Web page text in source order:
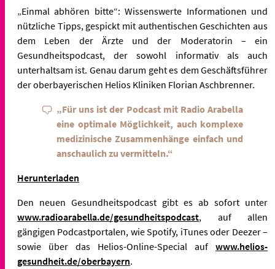
„Einmal abhören bitte“: Wissenswerte Informationen und
nützliche Tipps, gespickt mit authentischen Geschichten aus
dem Leben der Ärzte und der Moderatorin – ein
Gesundheitspodcast, der sowohl informativ als auch
unterhaltsam ist. Genau darum geht es dem Geschäftsführer
der oberbayerischen Helios Kliniken Florian Aschbrenner.
„Für uns ist der Podcast mit Radio Arabella
eine optimale Möglichkeit, auch komplexe
medizinische Zusammenhänge einfach und
anschaulich zu vermitteln.“
Herunterladen
Den neuen Gesundheitspodcast gibt es ab sofort unter
www.radioarabella.de/gesundheitspodcast, auf allen
gängigen Podcastportalen, wie Spotify, iTunes oder Deezer –
sowie über das Helios-Online-Special auf www.helios-
gesundheit.de/oberbayern.